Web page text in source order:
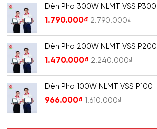
Đèn Pha 300W NLMT VSS P300
1.790.000₫ 2.790.000₫
Đèn Pha 200W NLMT VSS P200
1.470.000₫ 2.240.000₫
Đèn Pha 100W NLMT VSS P100
966.000₫ 1.610.000₫